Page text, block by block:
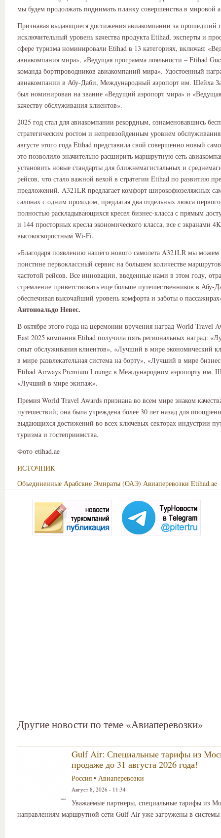
мы будем продолжать поднимать планку совершенства в мировой
Признавая выдающиеся достижения авиакомпании за прошедший
исключительный уровень качества продукта Etihad, эксперты и
сфере туризма номинировали Etihad в 13 категориях, включая:
авиакомпания мира», «Ведущая программа лояльности – Etihad
команда бортпроводников авиакомпаний мира». Удостоенный
авиакомпании в Абу-Даби, Международный аэропорт им. Шейха
был номинирован на звание «Ведущий аэропорт мира» и
качеству обслуживания клиентов».
2025 год стал для авиакомпании рекордным, ознаменовавшись
стратегическим ростом и непревзойденным уровнем
августе этого года Etihad представила свой совершенно новый
это позволило значительно расширить маршрутную сеть
установить новые стандарты для ближнемагистальных и
рейсов, что стало важной вехой в стратегии Etihad по развитию
предложений. A321LR предлагает комфорт широкофюзеляжных
салонах с одним проходом, предлагая два отдельных люкса
полностью раскладывающихся кресел бизнес-класса с прямым
и 144 просторных кресла экономического класса, все с экранами
высокоскоростным Wi-Fi.
«Благодаря появлению нашего нового самолета A321LR мы
поистине первоклассный сервис на большем количестве
частотой рейсов. Все инновации, введенные нами в этом году,
стремление приветствовать еще больше путешественников в Абу-
обеспечивая высочайший уровень комфорта и заботы о
АнтоноальдоНевес.
В октябре этого года на церемонии вручения наград World Travel
East 2025 компания Etihad получила пять региональных наград:
опыт обслуживания клиентов», «Лучший в мире экономический
в мире развлекательная система на борту», ​​«Лучший в мире
Etihad Airways Premium Lounge в Международном аэропорту им.
«Лучший в мире экипаж».
Премия World Travel Awards признана во всем мире знаком
путешествий; она была учреждена более 30 лет назад для
выдающихся достижений во всех ключевых секторах индустрии
туризма и гостеприимства.
Фото etihad.ae
ИСТОЧНИК
Объединенные Арабские Эмираты (ОАЭ) Авиаперевозки Etihad.ae
Другие новости по теме «Авиаперевозки»
Gulf Air: Специальные тарифы из
продаже до 31 августа 2026 года!
Россия • Авиаперевозки
Август 8, 2026 - 11:34
Уважаемые партнеры, специальные тарифы из
направлениям маршрутной сети Gulf Air уже загружены в